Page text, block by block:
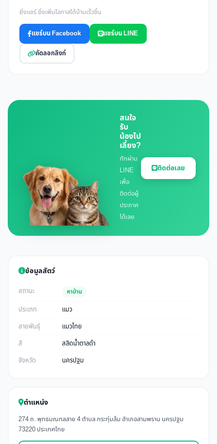
ยิ่งแชร์ ยิ่งเพิ่มโอกาสได้บ้านเร็วขึ้น
แชร์บน Facebook แชร์บน LINE
คัดลอกลิงก์
สนใจ
รับ
น้องไป
เลี้ยง?
ทักผ่าน
LINE
เพื่อ
ติดต่อผู้
ประกาศ
ได้เลย
ติดต่อเลย
ข้อมูลสัตว์
สถานะ หาบ้าน
ประเภท
แมว
สายพันธุ์
แมวไทย
สี
สลิดน้ำตาลดำ
จังหวัด
นครปฐม
ตำแหน่ง
274 ถ. พุทธมณฑลสาย 4 ตำบล กระทุ่มล้ม อำเภอสามพราน นครปฐม
73220 ประเทศไทย